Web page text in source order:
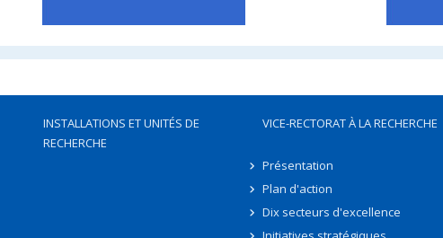
INSTALLATIONS ET UNITÉS DE
RECHERCHE
VICE-RECTORAT À LA RECHERCHE
Présentation
Plan d'action
Dix secteurs d'excellence